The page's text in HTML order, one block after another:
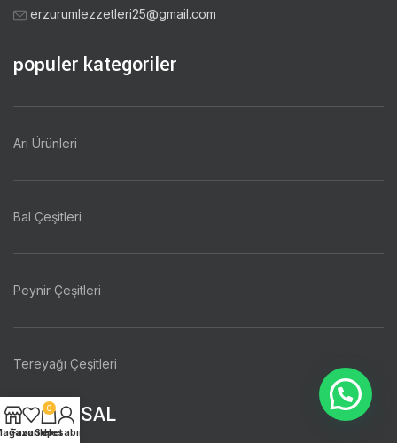
erzurumlezzetleri25@gmail.com
populer kategoriler
Arı Ürünleri
Bal Çeşitleri
Peynir Çeşitleri
Tereyağı Çeşitleri
KURUMSAL
Favoriler
0
Sepet
Hesabım